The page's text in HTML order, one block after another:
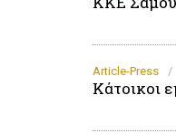
Article-Press /
Κάτοικοι